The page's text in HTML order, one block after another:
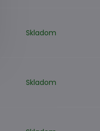
Skladom
Skladom